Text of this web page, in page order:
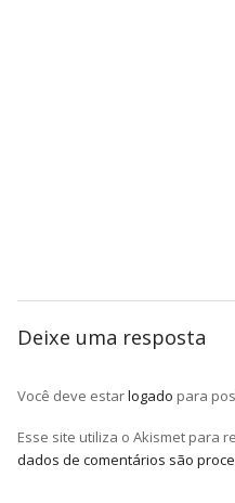
Deixe uma resposta
Você deve estarlogado para
Esse site utiliza o Akismet para
dados de comentários são